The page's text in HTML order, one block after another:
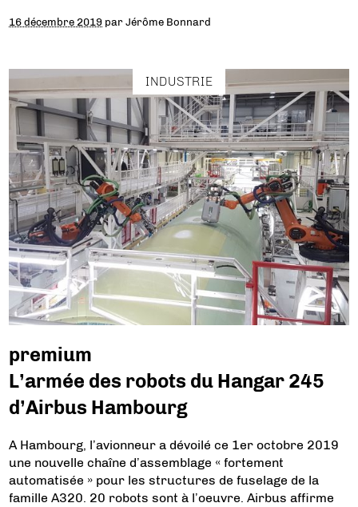
16 décembre 2019 parJérôme Bonnard
INDUSTRIE
premium
L’armée des robots du Hangar 245
d’Airbus Hambourg
A Hambourg, l’avionneur a dévoilé ce 1er octobre 2019
une nouvelle chaîne d’assemblage « fortement
automatisée » pour les structures de fuselage de la
famille A320. 20 robots sont à l’oeuvre. Airbus affirme